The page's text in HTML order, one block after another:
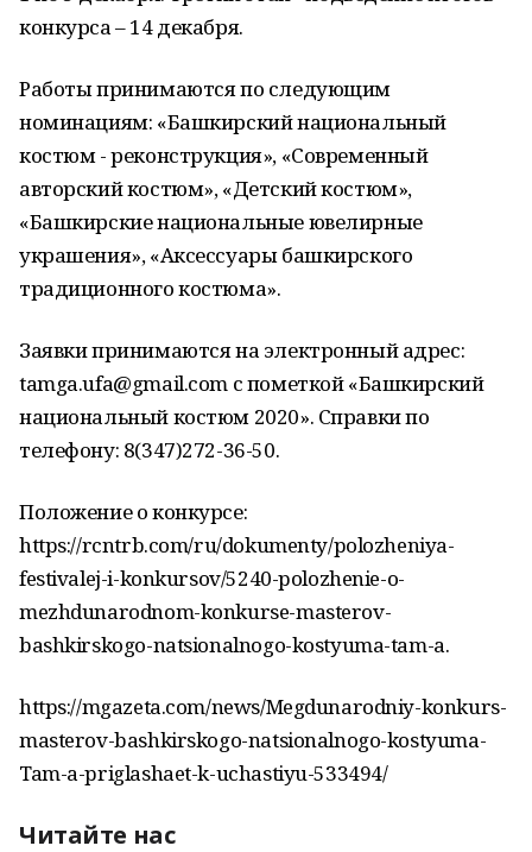
конкурса – 14 декабря.
Работы принимаются по следующим
номинациям: «Башкирский национальный
костюм - реконструкция», «Современный
авторский костюм», «Детский костюм»,
«Башкирские национальные ювелирные
украшения», «Аксессуары башкирского
традиционного костюма».
Заявки принимаются на электронный адрес:
tamga.ufa@gmail.com с пометкой «Башкирский
национальный костюм 2020». Справки по
телефону: 8(347)272-36-50.
Положение о конкурсе:
https://rcntrb.com/ru/dokumenty/polozheniya-
festivalej-i-konkursov/5240-polozhenie-o-
mezhdunarodnom-konkurse-masterov-
bashkirskogo-natsionalnogo-kostyuma-tam-a.
https://mgazeta.com/news/Megdunarodniy-konkurs-
masterov-bashkirskogo-natsionalnogo-kostyuma-
Tam-a-priglashaet-k-uchastiyu-533494/
Читайте нас